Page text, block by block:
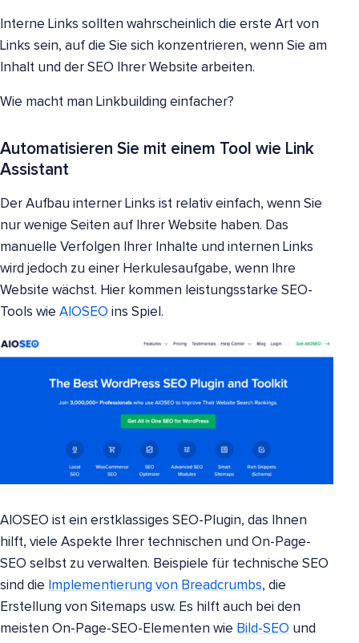
Interne Links sollten wahrscheinlich die erste Art von
Links sein, auf die Sie sich konzentrieren, wenn Sie am
Inhalt und der SEO Ihrer Website arbeiten.
Wie macht man Linkbuilding einfacher?
Automatisieren Sie mit einem Tool wie Link
Assistant
Der Aufbau interner Links ist relativ einfach, wenn Sie
nur wenige Seiten auf Ihrer Website haben. Das
manuelle Verfolgen Ihrer Inhalte und internen Links
wird jedoch zu einer Herkulesaufgabe, wenn Ihre
Website wächst. Hier kommen leistungsstarke SEO-
Tools wie AIOSEO ins Spiel.
AIOSEO ist ein erstklassiges SEO-Plugin, das Ihnen
hilft, viele Aspekte Ihrer technischen und On-Page-
SEO selbst zu verwalten. Beispiele für technische SEO
sind die Implementierung von Breadcrumbs, die
Erstellung von Sitemaps usw. Es hilft auch bei den
meisten On-Page-SEO-Elementen wie Bild-SEO und